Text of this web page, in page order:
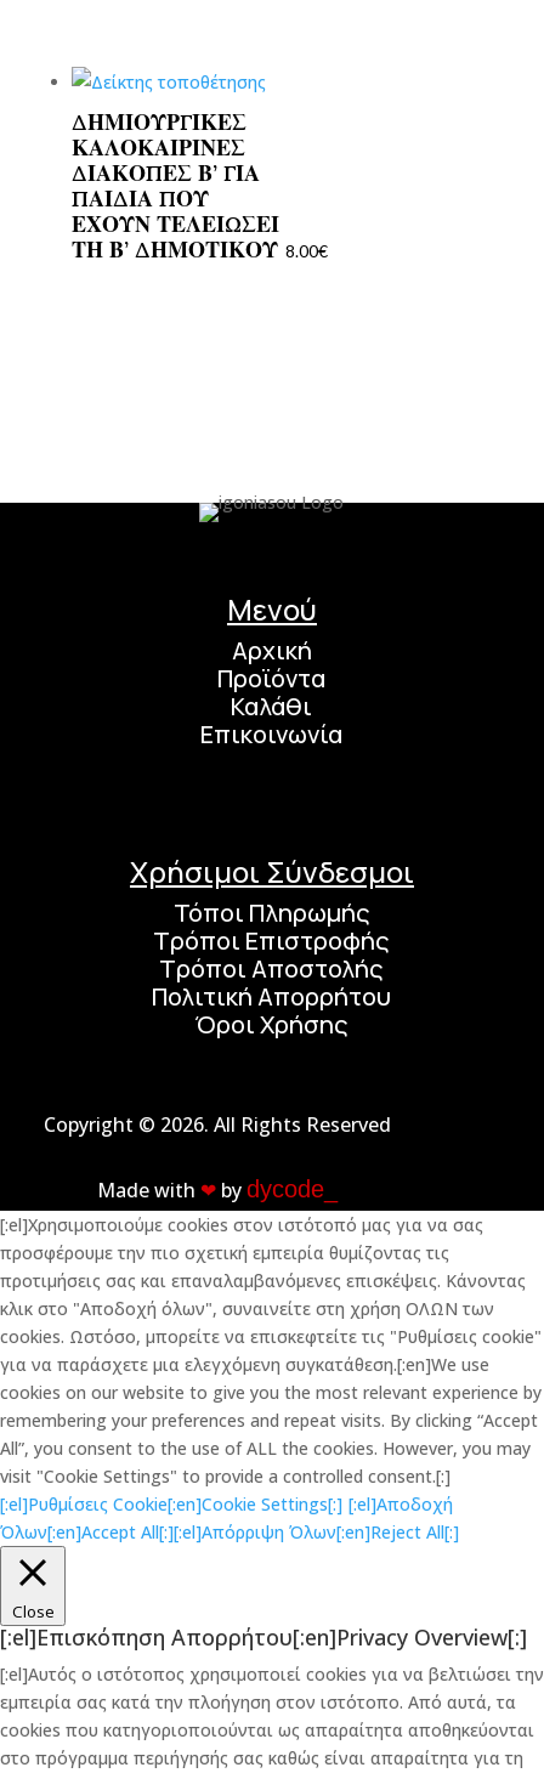
ΔΗΜΙΟΥΡΓΙΚΕΣ
ΚΑΛΟΚΑΙΡΙΝΕΣ
ΔΙΑΚΟΠΕΣ Β’ ΓΙΑ
ΠΑΙΔΙΑ ΠΟΥ
ΕΧΟΥΝ ΤΕΛΕΙΩΣΕΙ
ΤΗ Β’ ΔΗΜΟΤΙΚΟΥ 8.00€
Μενού
Αρχική
Προϊόντα
Καλάθι
Επικοινωνία
Χρήσιμοι Σύνδεσμοι
Τόποι Πληρωμής
Τρόποι Επιστροφής
Τρόποι Αποστολής
Πολιτική Απορρήτου
Όροι Χρήσης
Copyright © 2026. All Rights Reserved
Made with ❤︎ bydycode_
[:el]Χρησιμοποιούμε cookies στον ιστότοπό μας για να σας
προσφέρουμε την πιο σχετική εμπειρία θυμίζοντας τις
προτιμήσεις σας και επαναλαμβανόμενες επισκέψεις. Κάνοντας
κλικ στο "Αποδοχή όλων", συναινείτε στη χρήση ΟΛΩΝ των
cookies. Ωστόσο, μπορείτε να επισκεφτείτε τις "Ρυθμίσεις cookie"
για να παράσχετε μια ελεγχόμενη συγκατάθεση.[:en]We use
cookies on our website to give you the most relevant experience by
remembering your preferences and repeat visits. By clicking “Accept
All”, you consent to the use of ALL the cookies. However, you may
visit "Cookie Settings" to provide a controlled consent.[:]
[:el]Ρυθμίσεις Cookie[:en]Cookie Settings[:] [:el]Αποδοχή
Όλων[:en]Accept All[:][:el]Απόρριψη Όλων[:en]Reject All[:]
Close
[:el]Επισκόπηση Απορρήτου[:en]Privacy Overview[:]
[:el]Αυτός ο ιστότοπος χρησιμοποιεί cookies για να βελτιώσει την
εμπειρία σας κατά την πλοήγηση στον ιστότοπο. Από αυτά, τα
cookies που κατηγοριοποιούνται ως απαραίτητα αποθηκεύονται
στο πρόγραμμα περιήγησής σας καθώς είναι απαραίτητα για τη